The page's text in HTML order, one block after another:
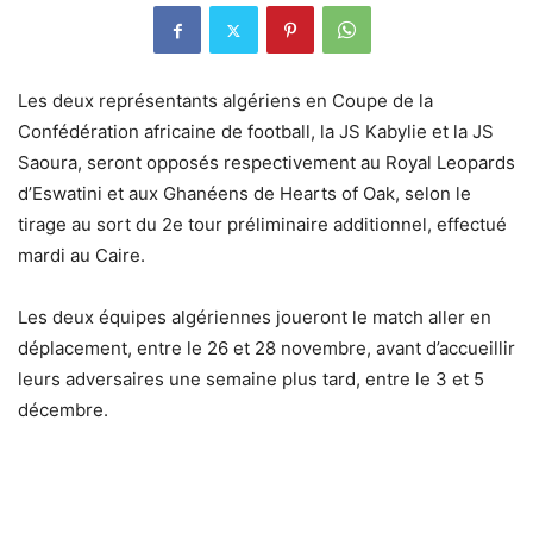
Les deux représentants algériens en Coupe de la
Confédération africaine de football, la JS Kabylie et la JS
Saoura, seront opposés respectivement au Royal Leopards
d’Eswatini et aux Ghanéens de Hearts of Oak, selon le
tirage au sort du 2e tour préliminaire additionnel, effectué
mardi au Caire.
Les deux équipes algériennes joueront le match aller en
déplacement, entre le 26 et 28 novembre, avant d’accueillir
leurs adversaires une semaine plus tard, entre le 3 et 5
décembre.